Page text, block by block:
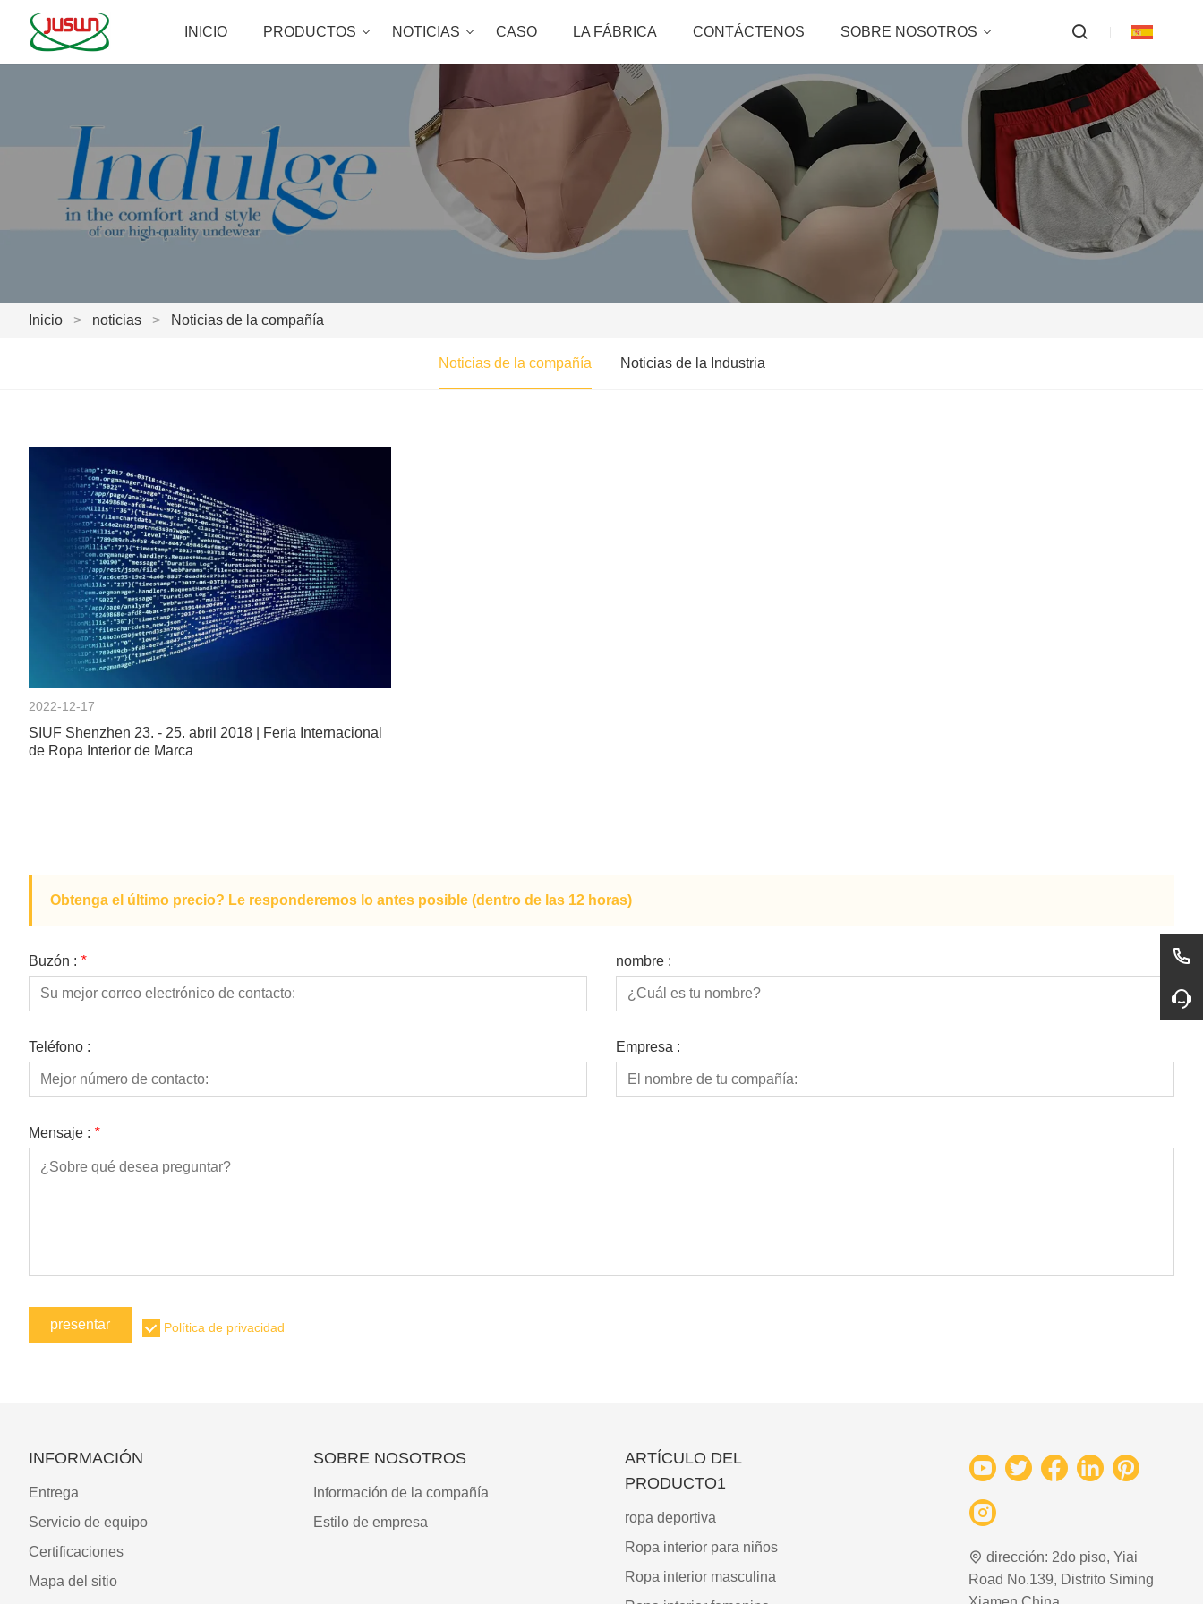
INICIO PRODUCTOS NOTICIAS CASO LA FÁBRICA CONTÁCTENOS SOBRE NOSOTROS
Inicio > noticias > Noticias de la compañía
Noticias de la compañía Noticias de la Industria
2022-12-17
SIUF Shenzhen 23. - 25. abril 2018 | Feria Internacional
de Ropa Interior de Marca
Obtenga el último precio? Le responderemos lo antes posible (dentro de las 12 horas)
Buzón : * nombre :
Teléfono : Empresa :
Mensaje : *
presentar Política de privacidad
INFORMACIÓN
Entrega
Servicio de equipo
Certificaciones
Mapa del sitio
SOBRE NOSOTROS
Información de la compañía
Estilo de empresa
ARTÍCULO DEL
PRODUCTO1
ropa deportiva
Ropa interior para niños
Ropa interior masculina
dirección: 2do piso, Yiai
Road No.139, Distrito Siming